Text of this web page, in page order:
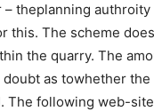
theplanning
this. The scheme
the quarry. The
as towhether
The following web-